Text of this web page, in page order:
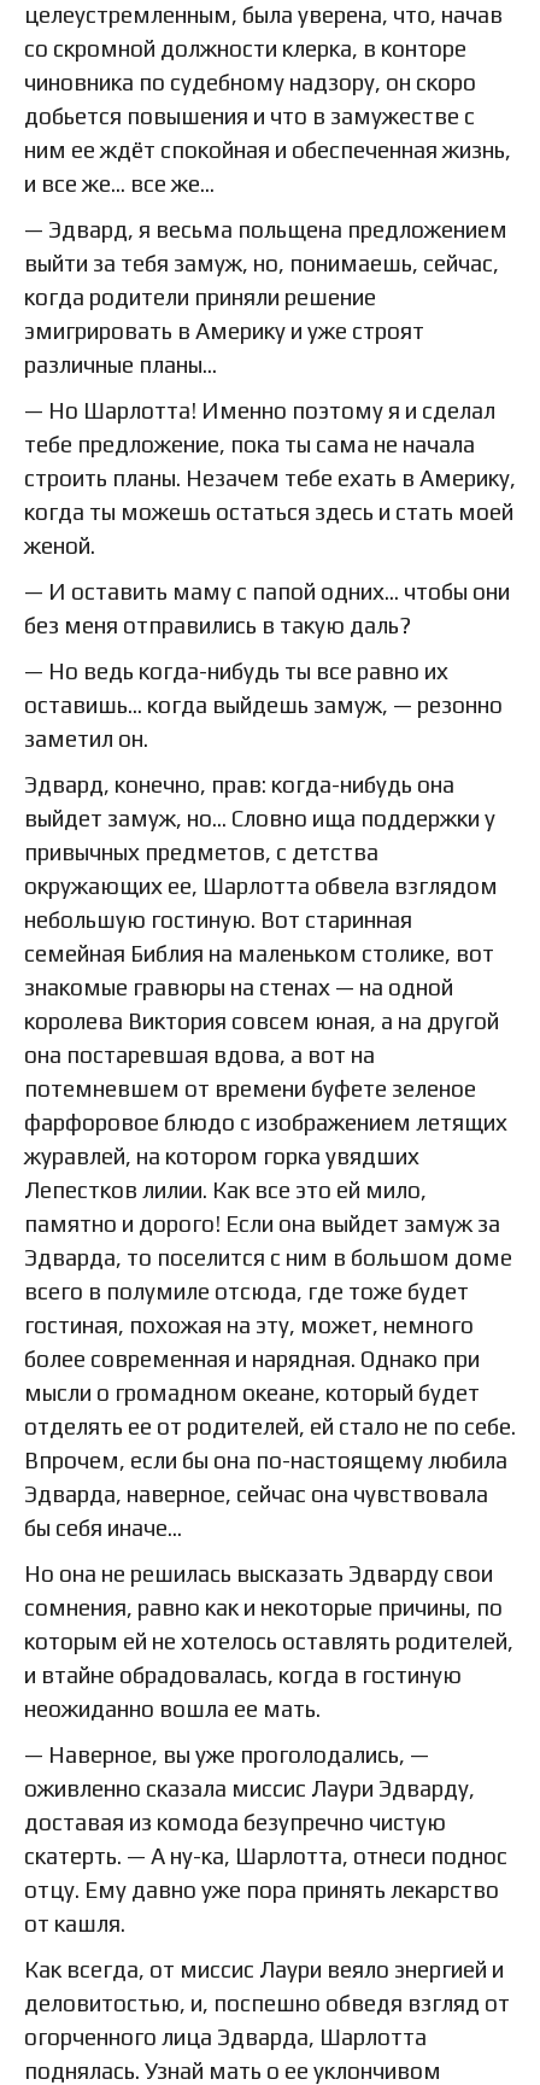
целеустремленным, была уверена, что, начав
со скромной должности клерка, в конторе
чиновника по судебному надзору, он скоро
добьется повышения и что в замужестве с
ним ее ждёт спокойная и обеспеченная жизнь,
и все же… все же…
— Эдвард, я весьма польщена предложением
выйти за тебя замуж, но, понимаешь, сейчас,
когда родители приняли решение
эмигрировать в Америку и уже строят
различные планы…
— Но Шарлотта! Именно поэтому я и сделал
тебе предложение, пока ты сама не начала
строить планы. Незачем тебе ехать в Америку,
когда ты можешь остаться здесь и стать моей
женой.
— И оставить маму с папой одних… чтобы они
без меня отправились в такую даль?
— Но ведь когда-нибудь ты все равно их
оставишь… когда выйдешь замуж, — резонно
заметил он.
Эдвард, конечно, прав: когда-нибудь она
выйдет замуж, но… Словно ища поддержки у
привычных предметов, с детства
окружающих ее, Шарлотта обвела взглядом
небольшую гостиную. Вот старинная
семейная Библия на маленьком столике, вот
знакомые гравюры на стенах — на одной
королева Виктория совсем юная, а на другой
она постаревшая вдова, а вот на
потемневшем от времени буфете зеленое
фарфоровое блюдо с изображением летящих
журавлей, на котором горка увядших
Лепестков лилии. Как все это ей мило,
памятно и дорого! Если она выйдет замуж за
Эдварда, то поселится с ним в большом доме
всего в полумиле отсюда, где тоже будет
гостиная, похожая на эту, может, немного
более современная и нарядная. Однако при
мысли о громадном океане, который будет
отделять ее от родителей, ей стало не по себе.
Впрочем, если бы она по-настоящему любила
Эдварда, наверное, сейчас она чувствовала
бы себя иначе…
Но она не решилась высказать Эдварду свои
сомнения, равно как и некоторые причины, по
которым ей не хотелось оставлять родителей,
и втайне обрадовалась, когда в гостиную
неожиданно вошла ее мать.
— Наверное, вы уже проголодались, —
оживленно сказала миссис Лаури Эдварду,
доставая из комода безупречно чистую
скатерть. — А ну-ка, Шарлотта, отнеси поднос
отцу. Ему давно уже пора принять лекарство
от кашля.
Как всегда, от миссис Лаури веяло энергией и
деловитостью, и, поспешно обведя взгляд от
огорченного лица Эдварда, Шарлотта
поднялась. Узнай мать о ее уклончивом